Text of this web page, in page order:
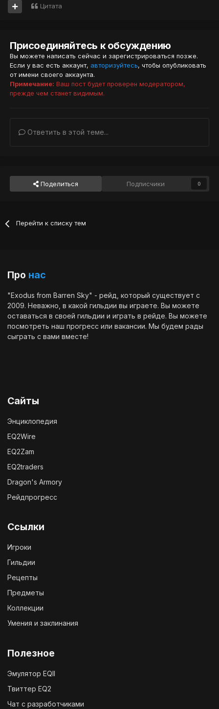
Цитата
Присоединяйтесь к обсуждению
Вы можете написать сейчас и зарегистрироваться позже.
Если у вас есть аккаунт, авторизуйтесь, чтобы опубликовать
от имени своего аккаунта.
Примечание: Ваш пост будет проверен модератором,
прежде чем станет видимым.
Ответить в этой теме...
Поделиться Подписчики 0
Перейти к списку тем
Про нас
"Exodus from Barren Sky" - рейд, который существует с
2009. Неважно, в какой гильдии вы играете. Вы можете
оставаться в своей гильдии и играть в рейде. Вы можете
посмотреть наш прогресс или вакансии. Мы будем рады
сыграть с вами вместе!
Сайты
Энциклопедия
EQ2Wire
EQ2Zam
EQ2traders
Dragon's Armory
Рейдпрогресс
Ссылки
Игроки
Гильдии
Рецепты
Предметы
Коллекции
Умения и заклинания
Полезное
Эмулятор EQII
Твиттер EQ2
Чат с разработчиками